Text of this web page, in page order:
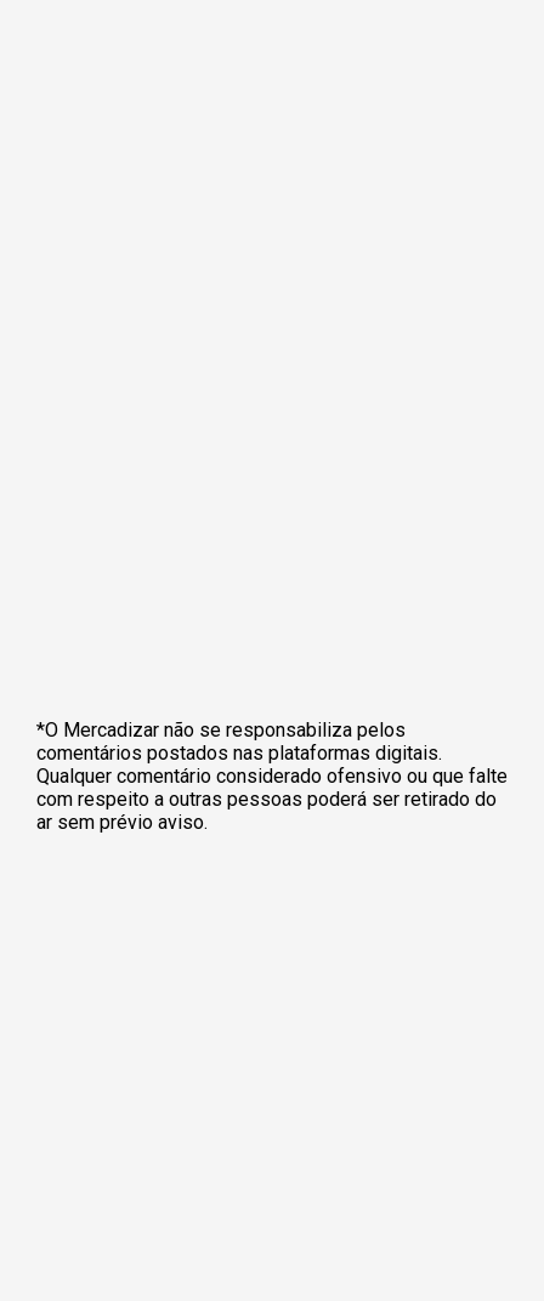
*O Mercadizar não se responsabiliza pelos
comentários postados nas plataformas digitais.
Qualquer comentário considerado ofensivo ou que falte
com respeito a outras pessoas poderá ser retirado do
ar sem prévio aviso.